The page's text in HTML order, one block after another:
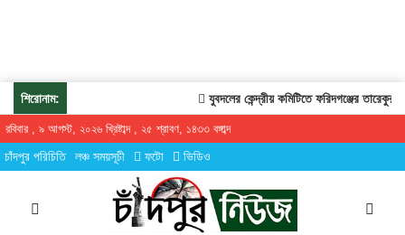
শিরোনাম: যুবদলের কেন্দ্রীয় কমিটিতে ফরিদগঞ্জের তারেকুর রহমান
রবিবার , ৯ আগস্ট, ২০২৬ খ্রিষ্টাব্দ , ২৫ শ্রাবণ, ১৪৩৩ বঙ্গাব্দ
চাঁদপুর পরিচিতি লঞ্চ সময়সূচী ফটো ভিডিও